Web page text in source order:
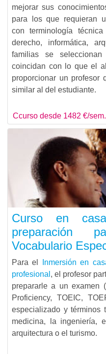
mejorar sus
para los que requieran
con terminología
derecho, informática,
familias se
coincidan con lo que el
proporcionar un profesor
similar al del estudiante.
Ccurso desde 1482 €/sem.
Curso en
preparación
Vocabulario
Para el
Inmersión en
profesional , el profesor
prepararle a un examen (
Proficiency, TOEIC,
especializado y términos
medicina, la ingeniería,
arquitectura o el turismo.